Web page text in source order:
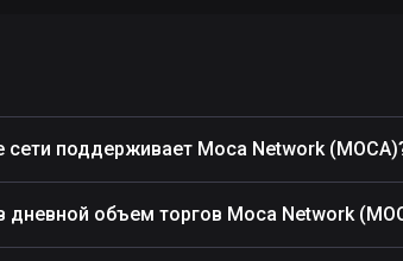
сети поддерживает Moca Network
дневной объем торгов Moca Network